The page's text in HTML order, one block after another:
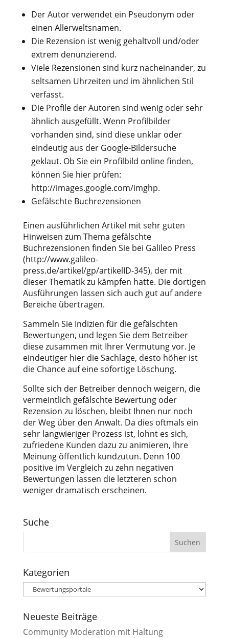
Der Autor verwendet ein Pseudonym oder
einen Allerweltsnamen.
Die Rezension ist wenig gehaltvoll und/oder
extrem denunzierend.
Viele Rezensionen sind kurz nacheinander, zu
seltsamen Uhrzeiten und im ähnlichen Stil
verfasst.
Die Profile der Autoren sind wenig oder sehr
ähnlich ausgefüllt. Wenn Profilbilder
vorhanden sind, sind diese unklar oder
eindeutig aus der Google-Bildersuche
geklaut. Ob Sie ein Profilbild online finden,
können Sie hier prüfen:
http://images.google.com/imghp.
Gefälschte Buchrezensionen
Einen ausführlichen Artikel mit sehr guten
Hinweisen zum Thema gefälschte
Buchrezensionen finden Sie bei Galileo Press
(http://www.galileo-
press.de/artikel/gp/artikelID-345), der mit
dieser Thematik zu kämpfen hatte. Die dortigen
Ausführungen lassen sich auch gut auf andere
Bereiche übertragen.
Sammeln Sie Indizien für die gefälschten
Bewertungen, und legen Sie dem Betreiber
diese zusammen mit Ihrer Vermutung vor. Je
eindeutiger hier die Sachlage, desto höher ist
die Chance auf eine sofortige Löschung.
Sollte sich der Betreiber dennoch weigern, die
vermeintlich gefälschte Bewertung oder
Rezension zu löschen, bleibt Ihnen nur noch
der Weg über den Anwalt. Da dies oftmals ein
sehr langwieriger Prozess ist, lohnt es sich,
zufriedene Kunden dazu zu animieren, Ihre
Meinung öffentlich kundzutun. Denn 100
positive im Vergleich zu zehn negativen
Bewertungen lassen die letzteren schon
weniger dramatisch erscheinen.
Suche
Kategorien
Kategorien
Neueste Beiträge
Community Moderation mit Haltung